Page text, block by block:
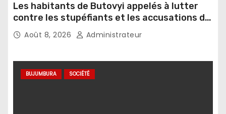
Les habitants de Butovyi appelés à lutter
contre les stupéfiants et les accusations de
sorcellerie
Août 8, 2026 Administrateur
BUJUMBURA SOCIÉTÉ